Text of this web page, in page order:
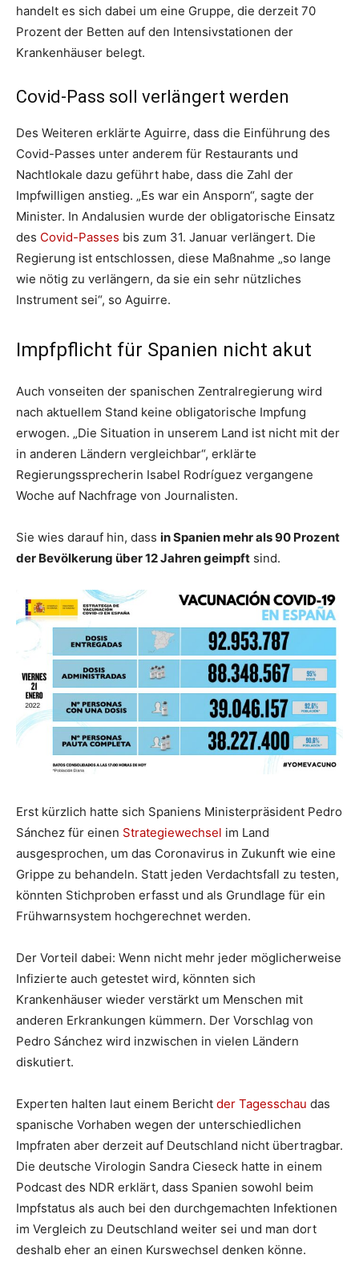
handelt es sich dabei um eine Gruppe, die derzeit 70
Prozent der Betten auf den Intensivstationen der
Krankenhäuser belegt.
Covid-Pass soll verlängert werden
Des Weiteren erklärte Aguirre, dass die Einführung des
Covid-Passes unter anderem für Restaurants und
Nachtlokale dazu geführt habe, dass die Zahl der
Impfwilligen anstieg. „Es war ein Ansporn“, sagte der
Minister. In Andalusien wurde der obligatorische Einsatz
des Covid-Passes bis zum 31. Januar verlängert. Die
Regierung ist entschlossen, diese Maßnahme „so lange
wie nötig zu verlängern, da sie ein sehr nützliches
Instrument sei“, so Aguirre.
Impfpflicht für Spanien nicht akut
Auch vonseiten der spanischen Zentralregierung wird
nach aktuellem Stand keine obligatorische Impfung
erwogen. „Die Situation in unserem Land ist nicht mit der
in anderen Ländern vergleichbar“, erklärte
Regierungssprecherin Isabel Rodríguez vergangene
Woche auf Nachfrage von Journalisten.
Sie wies darauf hin, dass in Spanien mehr als 90 Prozent
der Bevölkerung über 12 Jahren geimpft sind.
Erst kürzlich hatte sich Spaniens Ministerpräsident Pedro
Sánchez für einen Strategiewechsel im Land
ausgesprochen, um das Coronavirus in Zukunft wie eine
Grippe zu behandeln. Statt jeden Verdachtsfall zu testen,
könnten Stichproben erfasst und als Grundlage für ein
Frühwarnsystem hochgerechnet werden.
Der Vorteil dabei: Wenn nicht mehr jeder möglicherweise
Infizierte auch getestet wird, könnten sich
Krankenhäuser wieder verstärkt um Menschen mit
anderen Erkrankungen kümmern. Der Vorschlag von
Pedro Sánchez wird inzwischen in vielen Ländern
diskutiert.
Experten halten laut einem Bericht der Tagesschau das
spanische Vorhaben wegen der unterschiedlichen
Impfraten aber derzeit auf Deutschland nicht übertragbar.
Die deutsche Virologin Sandra Cieseck hatte in einem
Podcast des NDR erklärt, dass Spanien sowohl beim
Impfstatus als auch bei den durchgemachten Infektionen
im Vergleich zu Deutschland weiter sei und man dort
deshalb eher an einen Kurswechsel denken könne.